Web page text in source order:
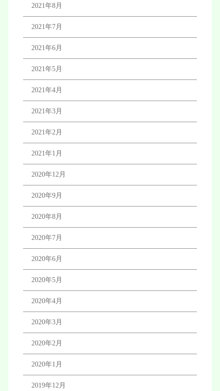
2021年8月
2021年7月
2021年6月
2021年5月
2021年4月
2021年3月
2021年2月
2021年1月
2020年12月
2020年9月
2020年8月
2020年7月
2020年6月
2020年5月
2020年4月
2020年3月
2020年2月
2020年1月
2019年12月